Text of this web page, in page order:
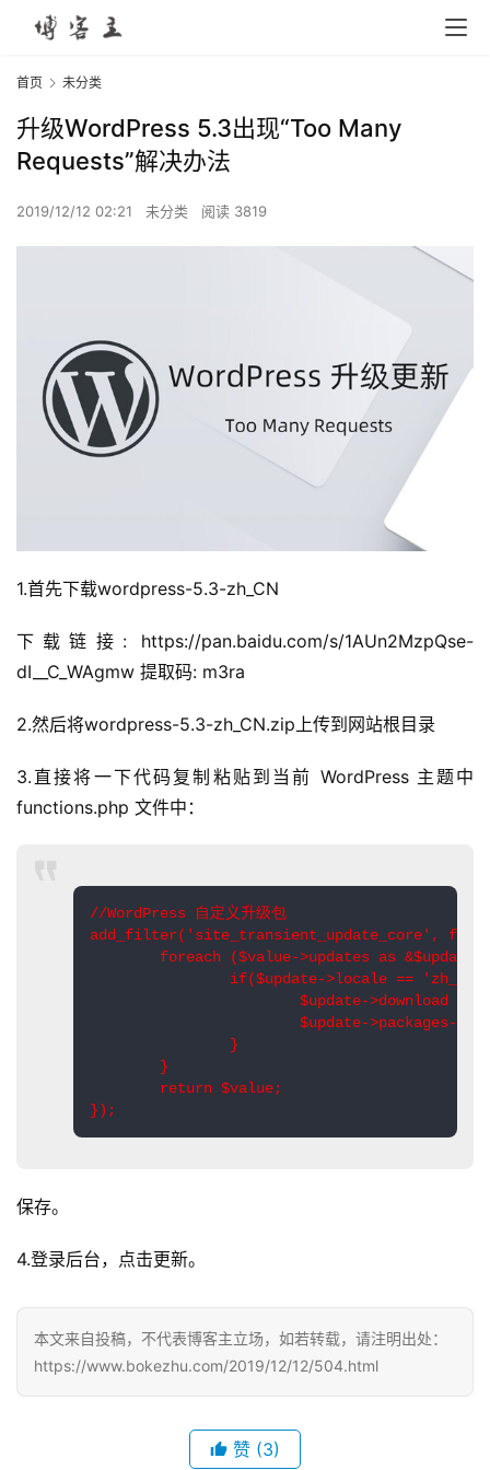
投稿
首页 未分类
升级WordPress 5.3出现“Too Many
Requests”解决办法
2019/12/12 02:21 未分类 阅读 3819
1.首先下载wordpress-5.3-zh_CN
下载链接: https://pan.baidu.com/s/1AUn2MzpQse-
dI__C_WAgmw 提取码: m3ra
2.然后将wordpress-5.3-zh_CN.zip上传到网站根目录
3.直接将一下代码复制粘贴到当前 WordPress 主题中
functions.php 文件中：
//WordPress 自定义升级包
add_filter( 'site_transient_update_core' ,
foreach
($value->updates as &$update
if($update->locale == 'zh_CN'
$update->download
$update->packages->
}
}
return $value;
});
保存。
4.登录后台，点击更新。
本文来自投稿，不代表博客主立场，如若转载，请注明出处：
https://www.bokezhu.com/2019/12/12/504.html
赞 (3)